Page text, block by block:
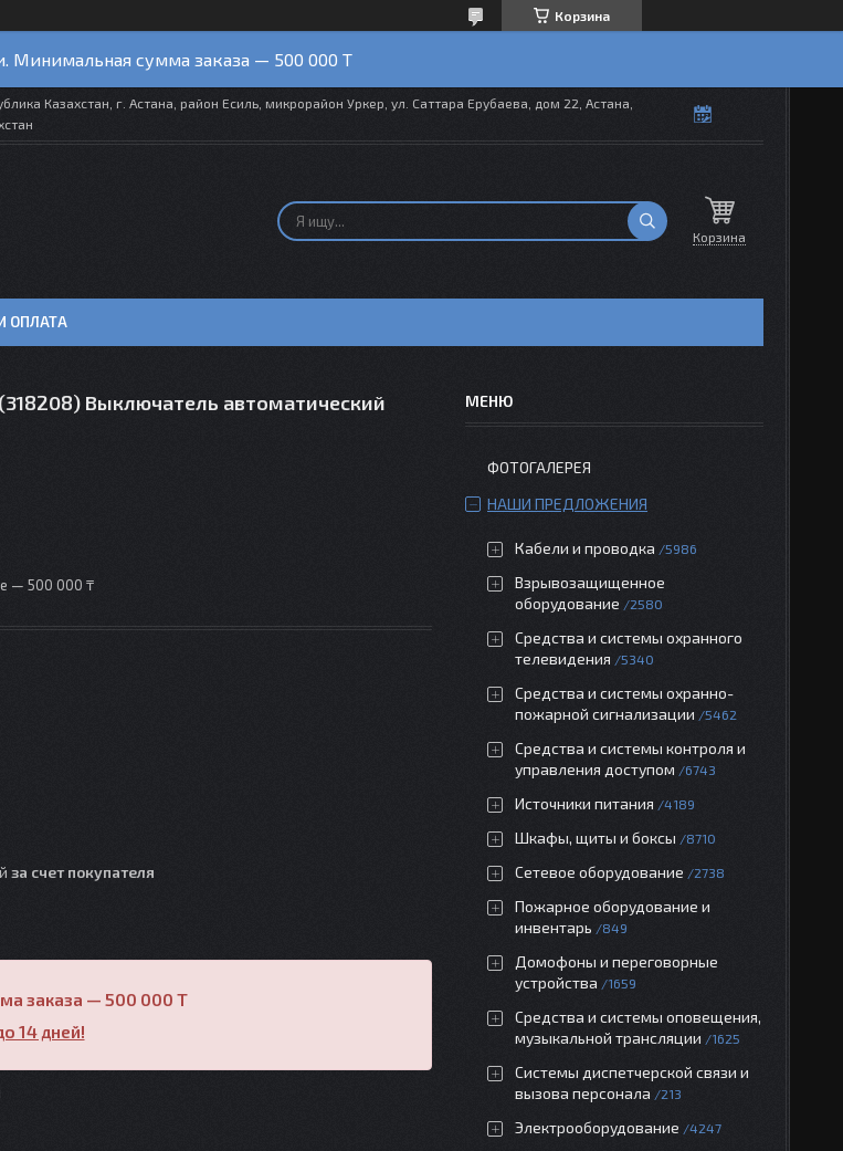
Корзина
Минимальная сумма заказа — 500 000 T
Казахстан, г. Астана, район Есиль, микрорайон Уркер, ул. Саттара Ерубаева, дом 22, Астана,
Корзина
ОПЛАТА
Выключатель автоматический
— 500 000 ₸
за счет покупателя
заказа — 500 000 T
14 дней!
ФОТОГАЛЕРЕЯ
НАШИ ПРЕДЛОЖЕНИЯ
Кабели и проводка 5986
Взрывозащищенное
оборудование
2580
Средства и системы охранного
телевидения
5340
Средства и системы охранно-
пожарной сигнализации
5462
Средства и системы контроля и
управления доступом
6743
Источники питания 4189
Шкафы, щиты и боксы 8710
Сетевое оборудование 2738
Пожарное оборудование и
инвентарь
849
Домофоны и переговорные
устройства
1659
Средства и системы оповещения,
музыкальной трансляции
1625
Системы диспетчерской связи и
вызова персонала
213
Электрооборудование 4247